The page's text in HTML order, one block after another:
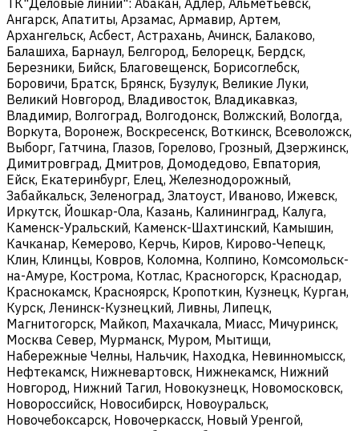
Ангарск, Апатиты, Арзамас, Армавир, Артем,
Архангельск, Асбест, Астрахань, Ачинск, Балаково,
Балашиха, Барнаул, Белгород, Белорецк, Бердск,
Березники, Бийск, Благовещенск, Борисоглебск,
Боровичи, Братск, Брянск, Бузулук, Великие Луки,
Великий Новгород, Владивосток, Владикавказ,
Владимир, Волгоград, Волгодонск, Волжский, Вологда,
Воркута, Воронеж, Воскресенск, Воткинск, Всеволожск,
Выборг, Гатчина, Глазов, Горелово, Грозный, Дзержинск,
Димитровград, Дмитров, Домодедово, Евпатория,
Ейск, Екатеринбург, Елец, Железнодорожный,
Забайкальск, Зеленоград, Златоуст, Иваново, Ижевск,
Иркутск, Йошкар-Ола, Казань, Калининград, Калуга,
Каменск-Уральский, Каменск-Шахтинский, Камышин,
Качканар, Кемерово, Керчь, Киров, Кирово-Чепецк,
Клин, Клинцы, Ковров, Коломна, Колпино, Комсомольск-
на-Амуре, Кострома, Котлас, Красногорск, Краснодар,
Краснокамск, Красноярск, Кропоткин, Кузнецк, Курган,
Курск, Ленинск-Кузнецкий, Ливны, Липецк,
Магнитогорск, Майкоп, Махачкала, Миасс, Мичуринск,
Москва Север, Мурманск, Муром, Мытищи,
Набережные Челны, Нальчик, Находка, Невинномысск,
Нефтекамск, Нижневартовск, Нижнекамск, Нижний
Новгород, Нижний Тагил, Новокузнецк, Новомосковск,
Новороссийск, Новосибирск, Новоуральск,
Новочебоксарск, Новочеркасск, Новый Уренгой,